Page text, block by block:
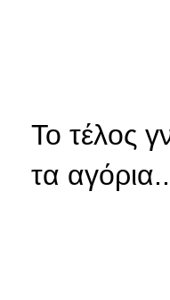
Το τέλος
τα